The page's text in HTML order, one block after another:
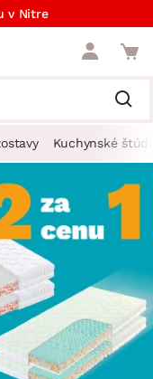
v Nitre
Kuchynské